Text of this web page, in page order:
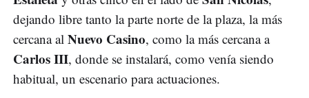
dejando libre tanto la parte norte de la plaza, la más
cercana al Nuevo Casino, como la más cercana a
Carlos III, donde se instalará, como venía siendo
habitual, un escenario para actuaciones.